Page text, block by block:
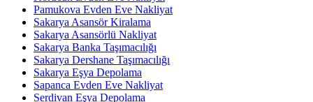
Pamukova Evden Eve Nakliyat
Sakarya Asansör Kiralama
Sakarya Asansörlü Nakliyat
Sakarya Banka Taşımacılığı
Sakarya Dershane Taşımacılığı
Sakarya Eşya Depolama
Sapanca Evden Eve Nakliyat
Serdivan Eşya Depolama